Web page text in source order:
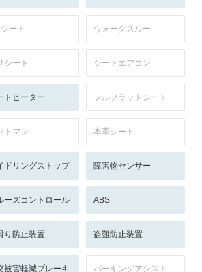
ート ウォークスルー
シート シートエアコン
トヒーター フルフラットシート
トマン 本革シート
ドリングストップ 障害物センサー
ーズコントロール ABS
り防止装置 盗難防止装置
被害軽減ブレーキ パーキングアシスト